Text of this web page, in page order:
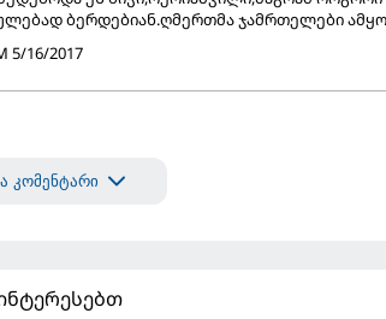
ბერდებიან.ღმერთმა ჯამრთელები
5/16/2017
კომენტარი